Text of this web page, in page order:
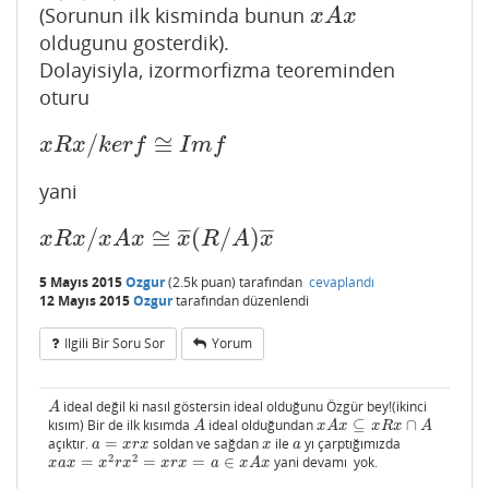
(Sorunun ilk kisminda bunun xAx
xAx
oldugunu gosterdik).
Dolayisiyla, izormorfizma teoreminden
oturu
xRx/kerf ≅ Im f
xRx/kerf≅Imf
yani
xRx/xAx ≅ x
¯¯
¯ (R/A)x
¯¯
¯
xRx/xAx≅x ¯(R/A)x¯
5 Mayıs 2015Ozgur(2.5k puan) tarafından cevaplandı
12 Mayıs 2015Ozgurtarafındandüzenlendi
Ilgili Bir Soru Sor Yorum
A
A ideal değil ki nasıl göstersin ideal olduğunu Özgür bey!(ikinci
kısım) Bir de ilk kısımda A
A ideal olduğundanxAx ⊆ xRx ∩ A
xAx⊆ xRx ∩A
açıktır. a = xrx
a=xr x soldan ve sağdanx
x ilea
a yı çarptığımızda
xax = x2rx2 = xrx = a ∈ xAx
xax= x2r x2=xrx= a∈xAx yani devamı yok.